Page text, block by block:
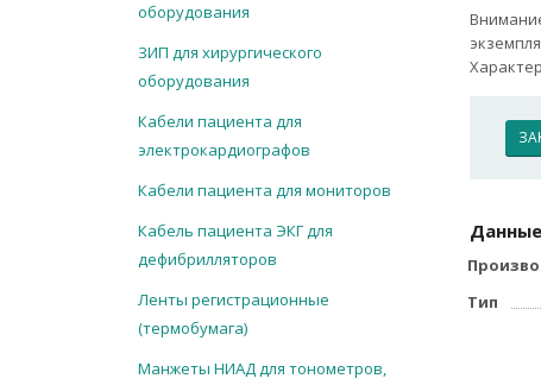
оборудования
ЗИП для хирургического
оборудования
Кабели пациента для
электрокардиографов
Кабели пациента для мониторов
Кабель пациента ЭКГ для
дефибрилляторов
Ленты регистрационные
(термобумага)
Манжеты НИАД для тонометров,
Тип